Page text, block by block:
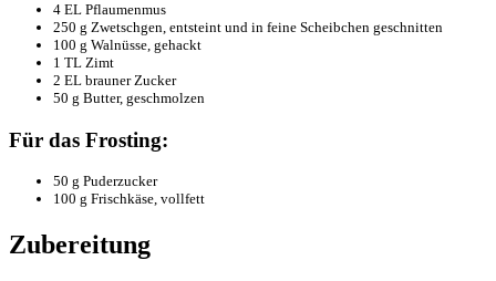
4 EL Pflaumenmus
250 g Zwetschgen, entsteint und in feine Scheibchen geschnitten
100 g Walnüsse, gehackt
1 TL Zimt
2 EL brauner Zucker
50 g Butter, geschmolzen
Für das Frosting:
50 g Puderzucker
100 g Frischkäse, vollfett
Zubereitung